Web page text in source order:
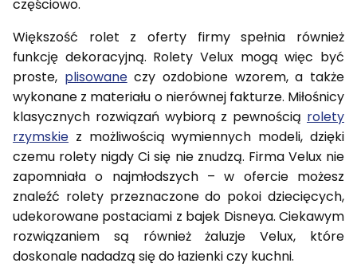
częściowo.
Większość rolet z oferty firmy spełnia również
funkcję dekoracyjną. Rolety Velux mogą więc być
proste, plisowaneczy ozdobione wzorem, a także
wykonane z materiału o nierównej fakturze. Miłośnicy
klasycznych rozwiązań wybiorą z pewnością rolety
rzymskie z możliwością wymiennych modeli, dzięki
czemu rolety nigdy Ci się nie znudzą. Firma Velux nie
zapomniała o najmłodszych – w ofercie możesz
znaleźć rolety przeznaczone do pokoi dziecięcych,
udekorowane postaciami z bajek Disneya. Ciekawym
rozwiązaniem są również żaluzje Velux, które
doskonale nadadzą się do łazienki czy kuchni.